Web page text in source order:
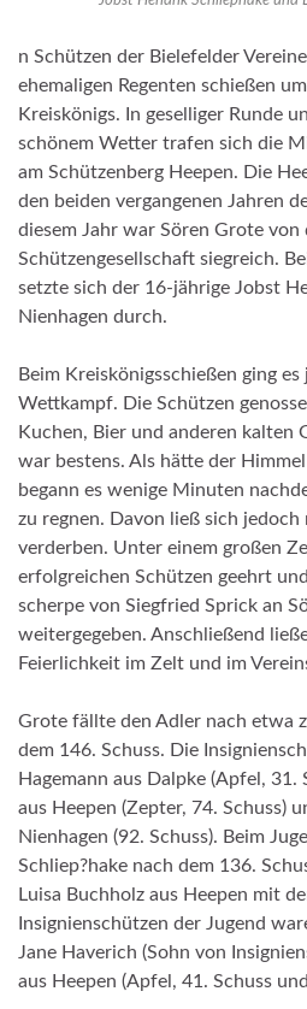
n Schützen der Bielefelder
ehemaligen Regenten schießen
Kreiskönigs. In geselliger Runde
schönem Wetter trafen sich die
am Schützenberg Heepen. Die
den beiden vergangenen Jahren
diesem Jahr war Sören Grote von
Schützengesellschaft siegreich.
setzte sich der 16-jährige Jobst
Nienhagen durch.
Beim Kreiskönigsschießen ging
Wettkampf. Die Schützen
Kuchen, Bier und anderen kalten
war bestens. Als hätte der
begann es wenige Minuten
zu regnen. Davon ließ sich jedoch
verderben. Unter einem großen
erfolgreichen Schützen geehrt
scherpe von Siegfried Sprick an
weitergegeben. Anschließend
Feierlichkeit im Zelt und im
Grote fällte den Adler nach etwa
dem 146. Schuss. Die
Hagemann aus Dalpke (Apfel,
aus Heepen (Zepter, 74. Schuss)
Nienhagen (92. Schuss). Beim
Schliep?hake nach dem 136.
Luisa Buchholz aus Heepen mit
Insignienschützen der Jugend
Jane Haverich (Sohn von
aus Heepen (Apfel, 41. Schuss